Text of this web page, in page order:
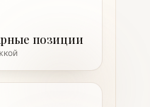
позиции